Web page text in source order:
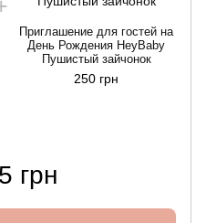
Приглашение для гостей на
День Рождения HeyBaby
Пушистый зайчонок
250 грн
грн